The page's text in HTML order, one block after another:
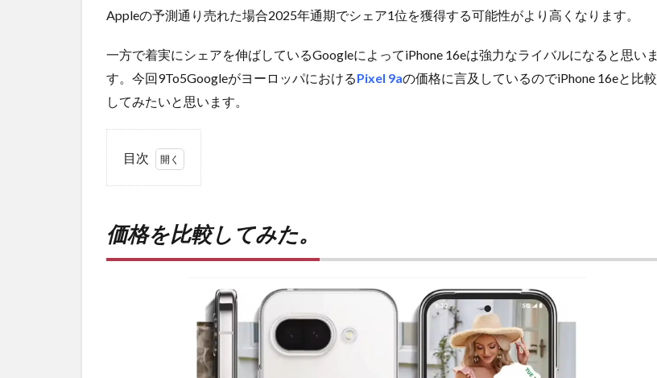
Appleの予測通り売れた場合2025年通期でシェア1位を獲得する可能性がより高くなります。
一方で着実にシェアを伸ばしているGoogleによってiPhone 16eは強力なライバルになると思いま
す。今回9To5GoogleがヨーロッパにおけるPixel 9aの価格に言及しているのでiPhone 16eと比較
してみたいと思います。
目次
較し
価格を比較してみた。